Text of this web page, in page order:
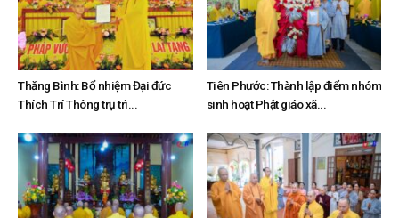
Thăng Bình: Bổ nhiệm Đại đức
Thích Trí Thông trụ trì...
Tiên Phước: Thành lập điểm nhóm
sinh hoạt Phật giáo xã...